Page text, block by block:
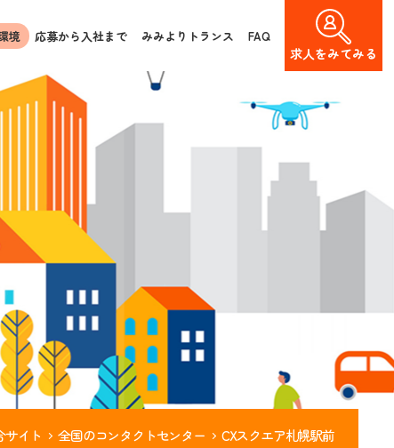
境 応募から入社まで みみよりトランス FAQ
求人をみてみる
サイト 全国のコンタクトセンター CXスクエア札幌駅前